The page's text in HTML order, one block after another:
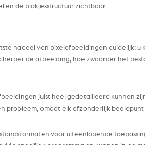
en de blokjesstructuur zichtbaar
nadeel van pixelafbeeldingen duidelijk:
de afbeelding, hoe zwaarder het
juist heel gedetailleerd kunnen
probleem, omdat elk afzonderlijk
voor uiteenlopende